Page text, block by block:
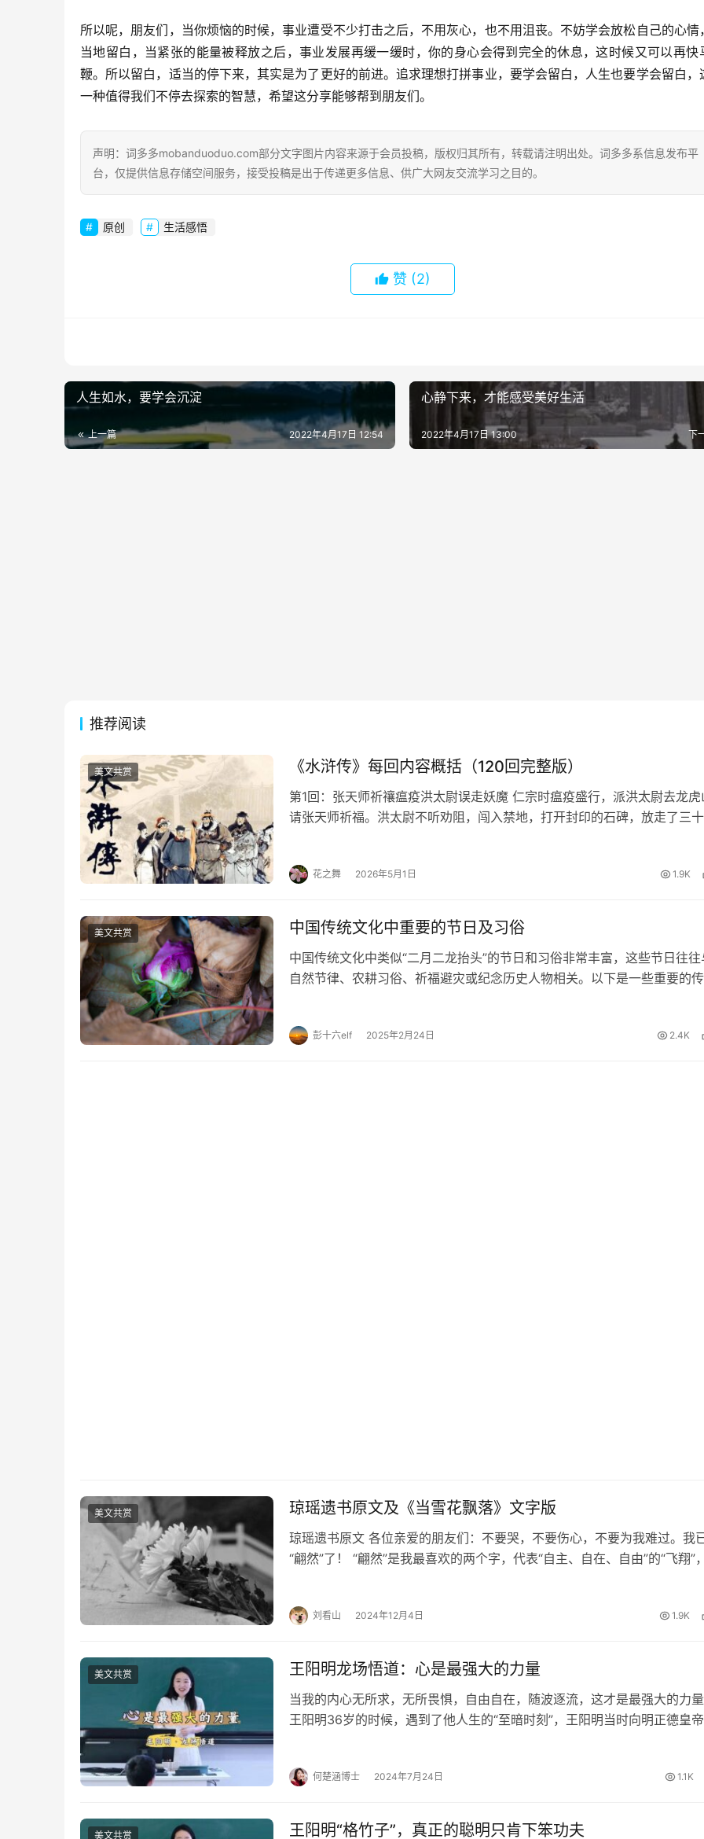
所以呢，朋友们，当你烦恼的时候，事业遭受不少打击之后，不用灰心，也不用沮丧。不妨学会放松自己的心情
当地留白，当紧张的能量被释放之后，事业发展再缓一缓时，你的身心会得到完全的休息，这时候又可以再快
鞭。所以留白，适当的停下来，其实是为了更好的前进。追求理想打拼事业，要学会留白，人生也要学会留白，
一种值得我们不停去探索的智慧，希望这分享能够帮到朋友们。
声明：词多多mobanduoduo.com部分文字图片内容来源于会员投稿，版权归其所有，转载请注明出处。词多多系信息发布平
台，仅提供信息存储空间服务，接受投稿是出于传递更多信息、供广大网友交流学习之目的。
原创 生活感悟
赞 (2)
人生如水，要学会沉淀
上一篇 2022年4月17日 12:54
心静下来，才能感受美好生活
下
2022年4月17日 13:00
推荐阅读
美文共赏 《水浒传》每回内容概括（120回完整版）
第1回：张天师祈禳瘟疫洪太尉误走妖魔 仁宗时瘟疫盛行，派洪太尉去龙虎
请张天师祈福。洪太尉不听劝阻，闯入禁地，打开封印的石碑，放走了三
花之舞 2026年5月1日 1.9K
美文共赏 中国传统文化中重要的节日及习俗
中国传统文化中类似“二月二龙抬头”的节日和习俗非常丰富，这些节日往往
自然节律、农耕习俗、祈福避灾或纪念历史人物相关。以下是一些重要的
彭十六elf 2025年2月24日 2.4K
美文共赏 琼瑶遗书原文及《当雪花飘落》文字版
琼瑶遗书原文 各位亲爱的朋友们：不要哭，不要伤心，不要为我难过。我
“翩然”了！ “翩然”是我最喜欢的两个字，代表“自主、自在、自由”的“飞翔”
刘看山 2024年12月4日 1.9K
美文共赏 王阳明龙场悟道：心是最强大的力量
当我的内心无所求，无所畏惧，自由自在，随波逐流，这才是最强大的力
王阳明36岁的时候，遇到了他人生的“至暗时刻”，王阳明当时向明正德皇
何楚涵博士 2024年7月24日 1.1K
美文共赏 王阳明“格竹子”，真正的聪明只肯下笨功夫